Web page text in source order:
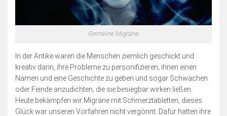
Gemeine Migräne
In der Antike waren die Menschen ziemlich geschickt und
kreativ darin, ihre Probleme zu personifizieren, ihnen einen
Namen und eine Geschichte zu geben und sogar Schwächen
oder Feinde anzudichten, die sie besiegbar wirken ließen.
Heute bekämpfen wir Migräne mit Schmerztabletten, dieses
Glück war unseren Vorfahren nicht vergönnt. Dafür hatten ihre